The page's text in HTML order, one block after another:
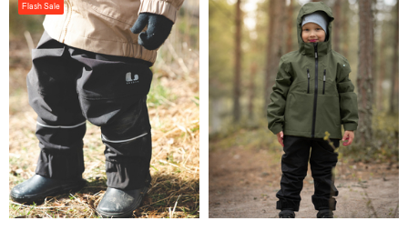
Flash Sale